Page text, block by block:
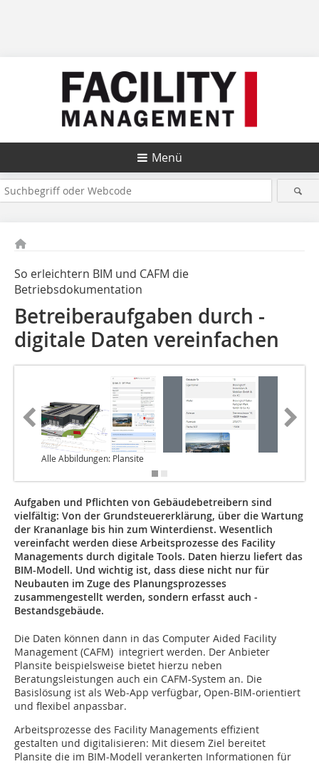
Menü
So erleichtern BIM und CAFM die
Betriebsdokumentation
Betreiberaufgaben durch ­
digitale Daten vereinfachen
Alle Abbildungen: Plansite
Aufgaben und Pflichten von Gebäudebetreibern sind
vielfältig: Von der Grundsteuererklärung, über die Wartung
der Krananlage bis hin zum ­Winterdienst. Wesentlich
vereinfacht werden diese Arbeitsprozesse des ­Facility
Managements durch digitale Tools. Daten hierzu liefert das
BIM-Modell. Und wichtig ist, dass diese nicht nur für
Neubauten im Zuge des Planungsprozesses
zusammengestellt werden, sondern erfasst auch ­
Bestandsgebäude.
Die Daten können dann in das Computer Aided Facility
Management (CAFM) integriert werden. Der Anbieter
Plansite beispielsweise bietet hierzu neben
Beratungsleistungen auch ein CAFM-System an. Die
Basislösung ist als Web-App verfügbar, Open-BIM-orientiert
und flexibel anpassbar.
Arbeitsprozesse des Facility Managements effizient
gestalten und digitalisieren: Mit diesem Ziel bereitet
Plansite die im BIM-Modell verankerten Informationen für